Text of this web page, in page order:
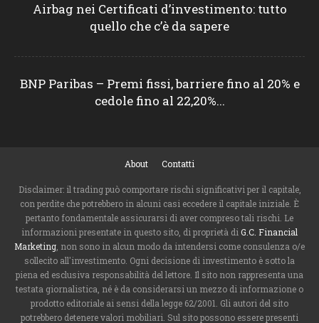
Airbag nei Certificati d’investimento: tutto
quello che c’è da sapere
BNP Paribas – Premi fissi, barriere fino al 20% e
cedole fino al 22,20%...
About Contatti
Disclaimer: il trading può comportare rischi significativi per il capitale,
con perdite che potrebbero in alcuni casi eccedere il capitale iniziale. È
pertanto fondamentale assicurarsi di aver compreso tali rischi. Le
informazioni presentate in questo sito, di proprietà diG.C. Financial
Marketing, non sono in alcun modo da intendersi come consulenza o/e
sollecito all'investimento. Ogni decisione di investimento è sotto la
piena ed esclusiva responsabilità del lettore. Il sito non rappresenta una
testata giornalistica, né è da considerarsi un mezzo di informazione o
prodotto editoriale ai sensi della legge 62/2001. Gli autori del sito
potrebbero detenere valori mobiliari. Sul sito possono essere presenti